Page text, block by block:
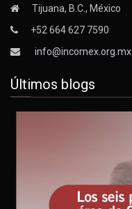
Tijuana, B.C., México
+52 664 627 7590
info@incomex.org.mx
Últimos blogs